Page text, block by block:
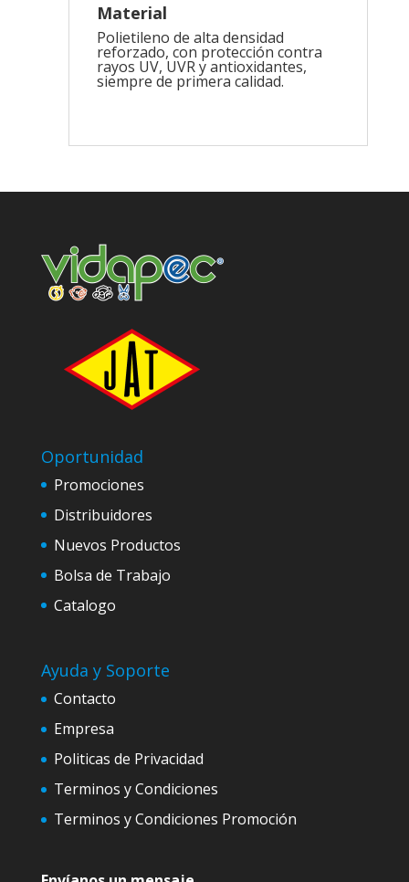
Material
Polietileno de alta densidad
reforzado, con protección contra
rayos UV, UVR y antioxidantes,
siempre de primera calidad.
Oportunidad
Promociones
Distribuidores
Nuevos Productos
Bolsa de Trabajo
Catalogo
Ayuda y Soporte
Contacto
Empresa
Politicas de Privacidad
Terminos y Condiciones
Terminos y Condiciones Promoción